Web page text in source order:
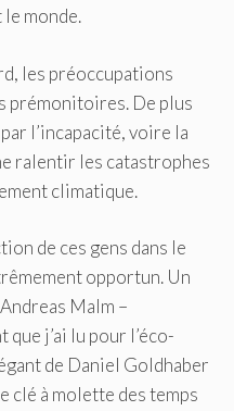
monde.
les préoccupations
prémonitoires. De plus
l’incapacité, voire la
ralentir les catastrophes
climatique.
de ces gens dans le
opportun. Un
Malm –
que j’ai lu pour l’éco-
de Daniel Goldhaber
clé à molette des temps